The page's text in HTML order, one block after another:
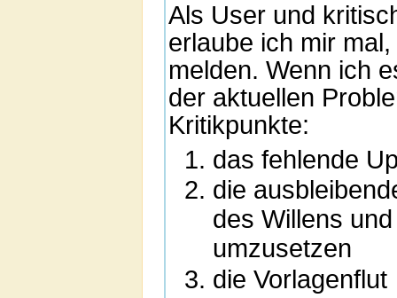
Als User und
erlaube ich mir
melden. Wenn ich
der aktuellen
Kritikpunkte:
das fehlende
die
des Willens
umzusetzen
die Vorlagenflut